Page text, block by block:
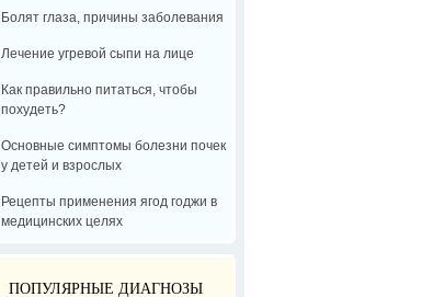
Болят глаза, причины заболевания
Лечение угревой сыпи на лице
Как правильно питаться, чтобы
похудеть?
Основные симптомы болезни почек
у детей и взрослых
Рецепты применения ягод годжи в
медицинских целях
ПОПУЛЯРНЫЕ ДИАГНОЗЫ